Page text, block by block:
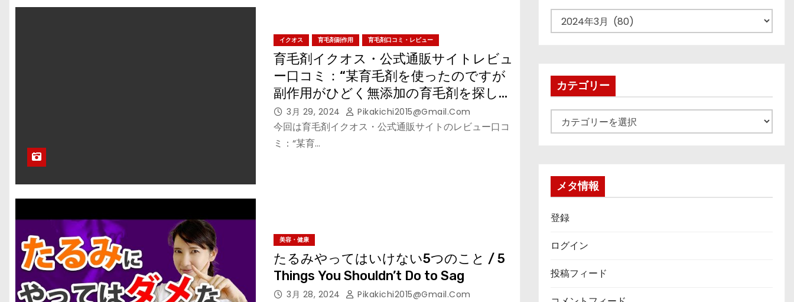
イクオス 育毛剤副作用 育毛剤口コミ・レビュー
育毛剤イクオス・公式通販サイトレビュ
ー口コミ：“某育毛剤を使ったのですが
副作用がひどく無添加の育毛剤を探して
イクオスを見つけました”の考察
3月 29, 2024 Pikakichi2015@gmail.com
今回は育毛剤イクオス・公式通販サイトのレビュー口コ
ミ：“某育…
美容・健康
たるみやってはいけない5つのこと / 5
Things You Shouldn’t Do to Sag
3月 28, 2024 Pikakichi2015@gmail.com
ー
ブカテゴリー
テ
メタ情報
登録
ログイン
投稿フィード